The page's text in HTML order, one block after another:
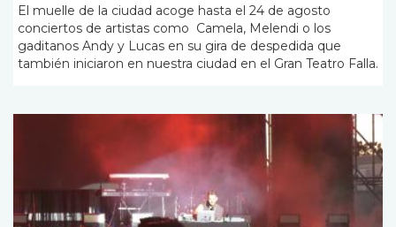
El muelle de la ciudad acoge hasta el 24 de agosto
conciertos de artistas como Camela, Melendi o los
gaditanos Andy y Lucas en su gira de despedida que
también iniciaron en nuestra ciudad en el Gran Teatro Falla.